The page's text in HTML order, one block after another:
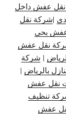
نقل عفش داخل
|شركة نقل
عفش بحي
نقل عفش
| شركة
بالرياض |
نقل عفش
تنظيف
عفش